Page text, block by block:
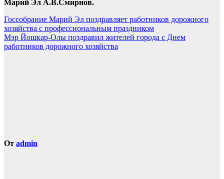
Марий Эл А.В.Смирнов.
Навигация
по
записям
Госсобрание Марий Эл поздравляет работников дорожного
хозяйства с профессиональным праздником
Мэр Йошкар-Олы поздравил жителей города с Днем
работников дорожного хозяйства
От admin